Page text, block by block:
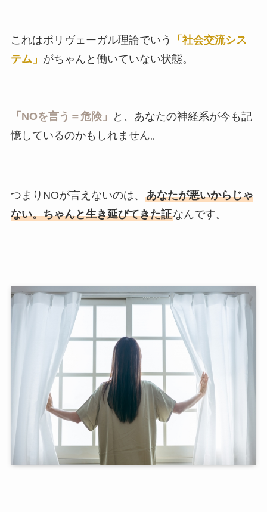
これはポリヴェーガル理論でいう
「社会交流シス
テム」 がちゃんと働いていない状態。
「NOを言う＝危険」
と、あなたの神経系が今も記
憶しているのかもしれません。
つまりNOが言えないのは、 あなたが悪いからじゃ
ない。ちゃんと生き延びてきた証なんです。